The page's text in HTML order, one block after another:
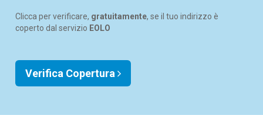
Clicca per verificare, gratuitamente, se il tuo indirizzo è
coperto dal servizio EOLO
Verifica Copertura